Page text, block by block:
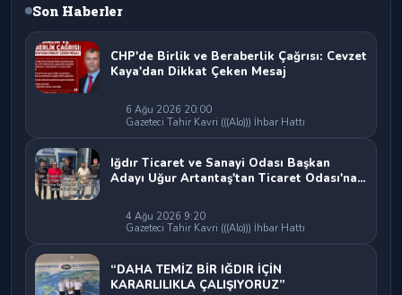
Son Haberler
CHP'de Birlik ve Beraberlik Çağrısı: Cevzet
Kaya'dan Dikkat Çeken Mesaj
6 Ağu 2026 20:00
Gazeteci Tahir Kavri (((Alo))) İhbar Hattı
Iğdır Ticaret ve Sanayi Odası Başkan
Adayı Uğur Artantaş'tan Ticaret Odası'na
Bırakılamaz"
4 Ağu 2026 9:20
Gazeteci Tahir Kavri (((Alo))) İhbar Hattı
“DAHA TEMİZ BİR IĞDIR İÇİN
KARARLILIKLA ÇALIŞIYORUZ”